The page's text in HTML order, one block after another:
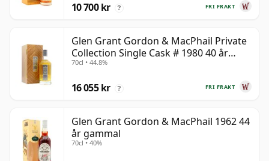
FRI FRAKT
10 700 kr ?
Glen Grant Gordon & MacPhail Private
Collection Single Cask # 1980 40 år
gammal
70cl • 44.8%
FRI FRAKT
16 055 kr ?
Glen Grant Gordon & MacPhail 1962 44
år gammal
70cl • 40%